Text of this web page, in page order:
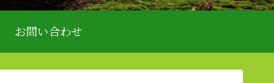
お問い合わせ